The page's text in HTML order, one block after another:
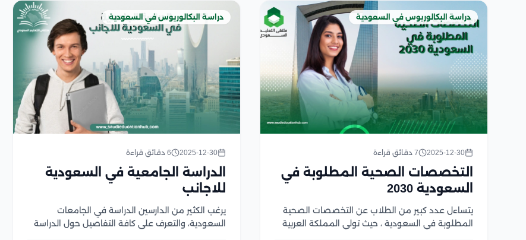
دراسة البكالوريوس في السعودية
2025-12-30 7 دقائق قراءة
التخصصات الصحية المطلوبة في
السعودية 2030
يتساءل عدد كبير من الطلاب عن التخصصات الصحية
المطلوبة في السعودية ، حيث تولي المملكة العربية
دراسة البكالوريوس في السعودية
2025-12-30 6 دقائق قراءة
الدراسة الجامعية في السعودية
للاجانب
يرغب الكثير من الدارسين الدراسة في الجامعات
السعودية، والتعرف على كافة التفاصيل حول الدراسة